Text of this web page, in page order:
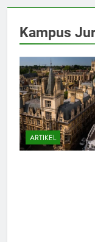
Kampus
ARTIKEL